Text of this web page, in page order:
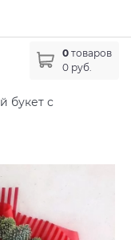
0 товаров
0 руб.
букет с